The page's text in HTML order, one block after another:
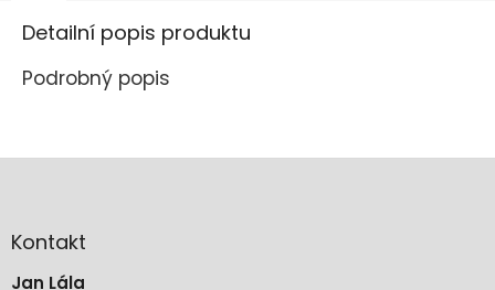
Detailní popis produktu
Podrobný popis
aKontakt
Jan Lála